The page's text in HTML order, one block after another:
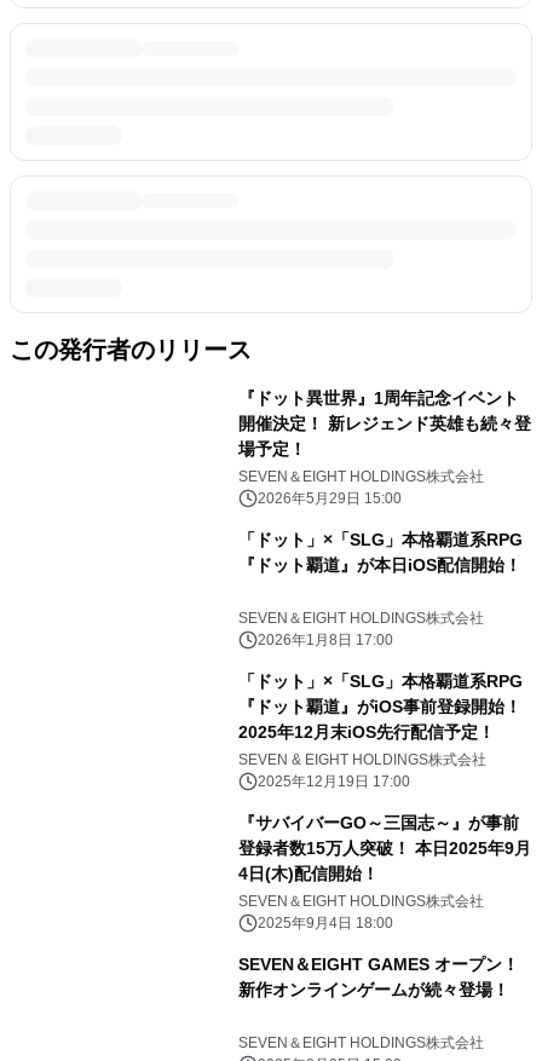
この発行者のリリース
『ドット異世界』1周年記念イベント
開催決定！ 新レジェンド英雄も続々登
場予定！
SEVEN＆EIGHT HOLDINGS株式会社
2026年5月29日 15:00
「ドット」×「SLG」本格覇道系RPG
『ドット覇道』が本日iOS配信開始！
SEVEN＆EIGHT HOLDINGS株式会社
2026年1月8日 17:00
「ドット」×「SLG」本格覇道系RPG
『ドット覇道』がiOS事前登録開始！
2025年12月末iOS先行配信予定！
SEVEN & EIGHT HOLDINGS株式会社
2025年12月19日 17:00
『サバイバーGO～三国志～』が事前
登録者数15万人突破！ 本日2025年9月
4日(木)配信開始！
SEVEN＆EIGHT HOLDINGS株式会社
2025年9月4日 18:00
SEVEN＆EIGHT GAMES オープン！
新作オンラインゲームが続々登場！
SEVEN＆EIGHT HOLDINGS株式会社